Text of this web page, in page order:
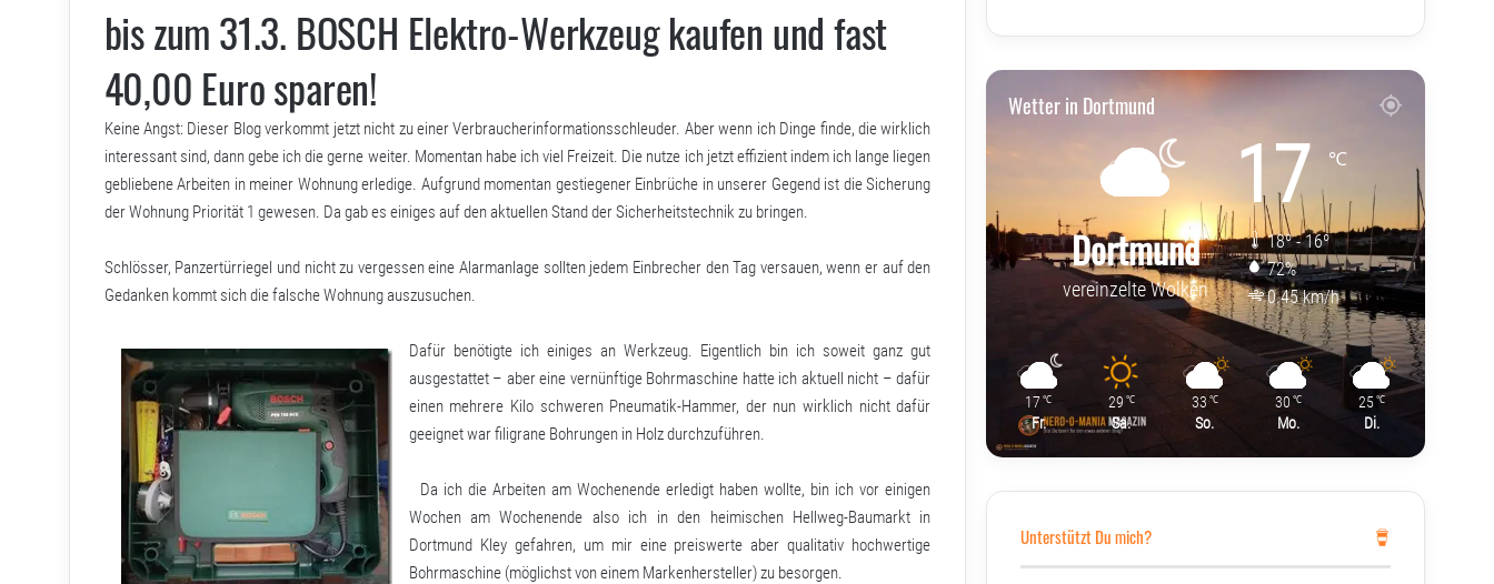
bis zum 31.3. BOSCH Elektro-Werkzeug kaufen und fast
40,00 Euro sparen!
Keine Angst: Dieser Blog verkommt jetzt nicht zu einer Verbraucherinformationsschleuder. Aber wenn ich Dinge finde, die wirklich
interessant sind, dann gebe ich die gerne weiter. Momentan habe ich viel Freizeit. Die nutze ich jetzt effizient indem ich lange liegen
gebliebene Arbeiten in meiner Wohnung erledige. Aufgrund momentan gestiegener Einbrüche in unserer Gegend ist die Sicherung
der Wohnung Priorität 1 gewesen. Da gab es einiges auf den aktuellen Stand der Sicherheitstechnik zu bringen.
Schlösser, Panzertürriegel und nicht zu vergessen eine Alarmanlage sollten jedem Einbrecher den Tag versauen, wenn er auf den
Gedanken kommt sich die falsche Wohnung auszusuchen.
Dafür benötigte ich einiges an Werkzeug. Eigentlich bin ich soweit ganz gut
ausgestattet – aber eine vernünftige Bohrmaschine hatte ich aktuell nicht – dafür
einen mehrere Kilo schweren Pneumatik-Hammer, der nun wirklich nicht dafür
geeignet war filigrane Bohrungen in Holz durchzuführen.
Da ich die Arbeiten am Wochenende erledigt haben wollte, bin ich vor einigen
Wochen am Wochenende also ich in den heimischen Hellweg-Baumarkt in
Dortmund Kley gefahren, um mir eine preiswerte aber qualitativ hochwertige
Bohrmaschine (möglichst von einem Markenhersteller) zu besorgen.
Wetter in Dortmund
Dortmund
vereinzelte Wolken
17℃
18º - 16º
72%
0.45 km/h
17 ℃
Fr.
29 ℃
Sa.
33 ℃
So.
30 ℃
Mo.
25 ℃
Di.
Unterstützt Du mich?